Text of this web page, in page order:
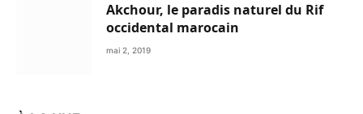
Akchour, le paradis naturel du Rif
occidental marocain
mai 2, 2019